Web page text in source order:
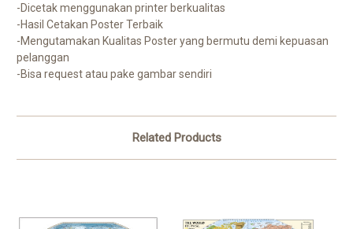
-Dicetak menggunakan printer berkualitas
-Hasil Cetakan Poster Terbaik
-Mengutamakan Kualitas Poster yang bermutu demi kepuasan
pelanggan
-Bisa request atau pake gambar sendiri
Related Products